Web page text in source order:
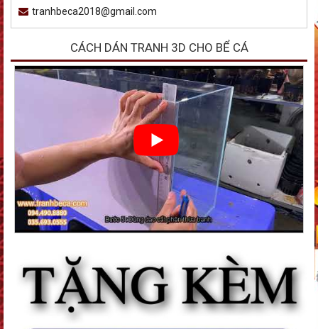
tranhbeca2018@gmail.com
CÁCH DÁN TRANH 3D CHO BỂ CÁ